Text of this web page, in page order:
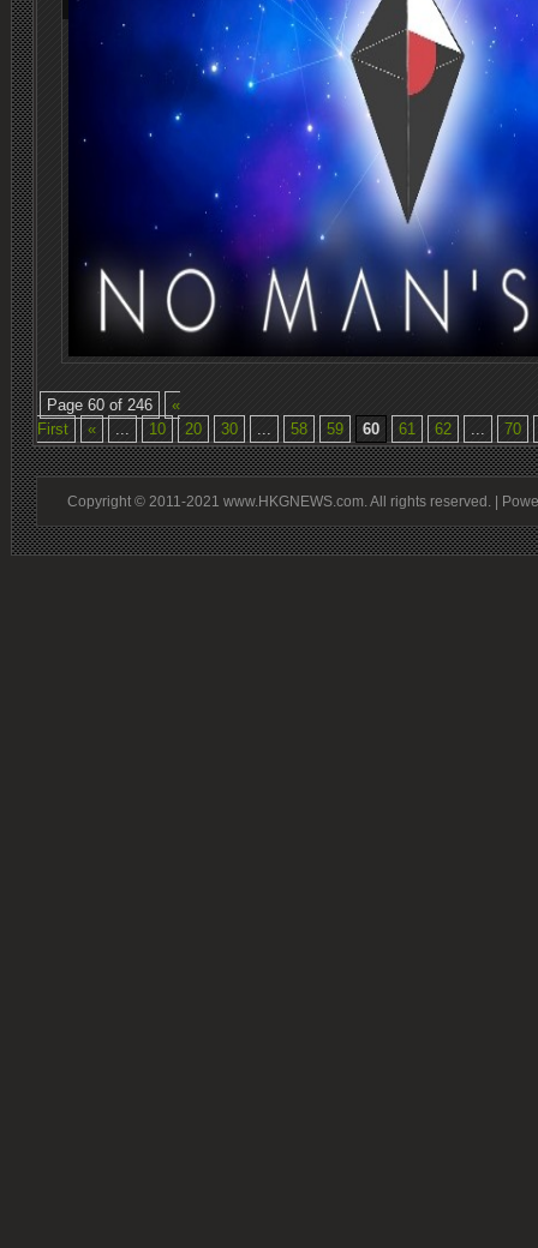
Page 60 of 246
«
First
« ... 10 20 30 ... 58 59 60 61 62 ... 70
Copyright © 2011-2021 www.HKGNEWS.com. All rights reserved. |